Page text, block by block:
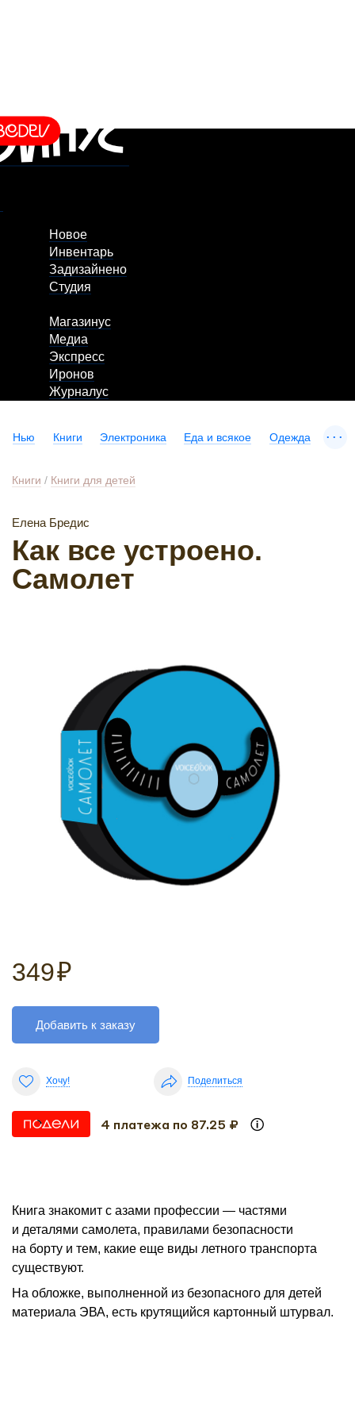
Новое
Инвентарь
Задизайнено
Студия
Магазинус
Медиа
Экспресс
Иронов
Журналус
Нью Книги Электроника Еда и всякое Одежда ...
Книги / Книги для детей
Елена Бредис
Как все устроено.
Самолет
349₽
Добавить к заказу
Хочу! Поделиться
4 платежа по 87.25 ₽
Книга знакомит с азами профессии — частями
и деталями самолета, правилами безопасности
на борту и тем, какие еще виды летного транспорта
существуют.
На обложке, выполненной из безопасного для детей
материала ЭВА, есть крутящийся картонный штурвал.